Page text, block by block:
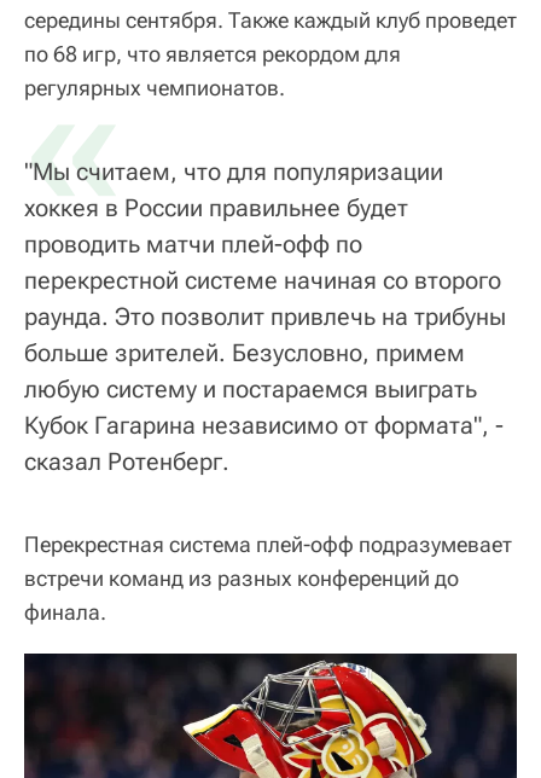
середины сентября. Также каждый клуб проведет
по 68 игр, что является рекордом для
регулярных чемпионатов.
«
"Мы считаем, что для популяризации
хоккея в России правильнее будет
проводить матчи плей-офф по
перекрестной системе начиная со второго
раунда. Это позволит привлечь на трибуны
больше зрителей. Безусловно, примем
любую систему и постараемся выиграть
Кубок Гагарина независимо от формата", -
сказал Ротенберг.
Перекрестная система плей-офф подразумевает
встречи команд из разных конференций до
финала.